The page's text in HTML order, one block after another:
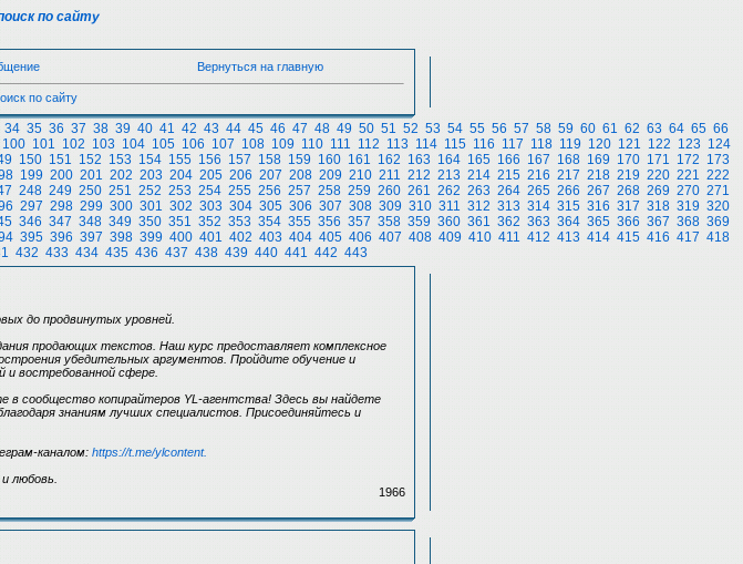
по сайту
Вернуться на главную
по сайту
34 35 36 37 38 39 40 41 42 43 44 45 46 47 48 49 50 51 52 53 54 55 56 57 58 59 60 61 62 63 64 65 66
100 101 102 103 104 105 106 107 108 109 110 111 112 113 114 115 116 117 118 119 120 121 122 123 124
150 151 152 153 154 155 156 157 158 159 160 161 162 163 164 165 166 167 168 169 170 171 172 173
199 200 201 202 203 204 205 206 207 208 209 210 211 212 213 214 215 216 217 218 219 220 221
222
248 249 250 251 252 253 254 255 256 257 258 259 260 261 262 263 264 265 266 267 268 269 270 271
297 298 299 300 301 302 303 304 305 306 307 308 309 310 311 312 313 314 315 316 317 318 319 320
346 347 348 349 350 351 352 353 354 355 356 357 358 359 360 361 362 363 364 365 366 367 368 369
395 396 397 398 399 400 401 402 403 404 405 406 407 408 409 410 411 412 413 414 415 416 417 418
432 433 434 435 436 437 438 439 440 441 442 443
до продвинутых уровней.
продающих текстов. Наш курс предоставляет комплексное
убедительных аргументов. Пройдите обучение и
и востребованной сфере.
сообщество копирайтеров YL-агентства! Здесь вы найдете
знаниям лучших специалистов. Присоединяйтесь и
каналом: https://t.me/ylcontent.
любовь.
1966